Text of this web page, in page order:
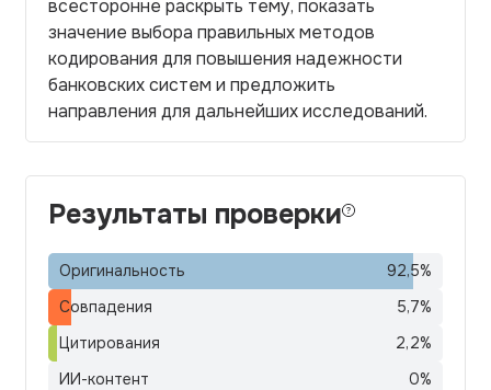
всесторонне раскрыть тему, показать
значение выбора правильных методов
кодирования для повышения надежности
банковских систем и предложить
направления для дальнейших исследований.
Результаты проверки
Оригинальность 92,5%
Совпадения
5,7%
Цитирования
2,2%
ИИ-контент
0%